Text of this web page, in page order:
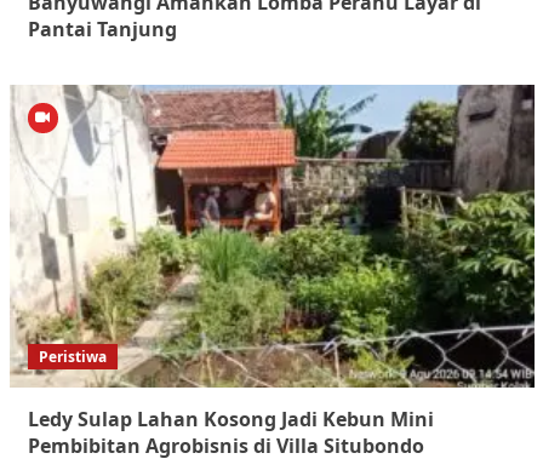
Pantai Tanjung
Peristiwa
Ledy Sulap Lahan Kosong Jadi Kebun Mini
Pembibitan Agrobisnis di Villa Situbondo